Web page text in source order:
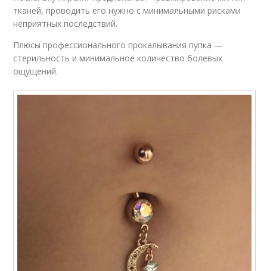
тканей, проводить его нужно с минимальными рисками
неприятных последствий.
Плюсы профессионального прокалывания пупка —
стерильность и минимальное количество болевых
ощущений.